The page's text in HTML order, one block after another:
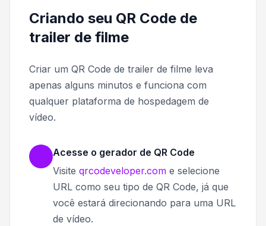
Criando seu QR Code de
trailer de filme
Criar um QR Code de trailer de filme leva
apenas alguns minutos e funciona com
qualquer plataforma de hospedagem de
vídeo.
Acesse o gerador de QR Code
Visite qrcodeveloper.com e selecione
URL como seu tipo de QR Code, já que
você estará direcionando para uma URL
de vídeo.